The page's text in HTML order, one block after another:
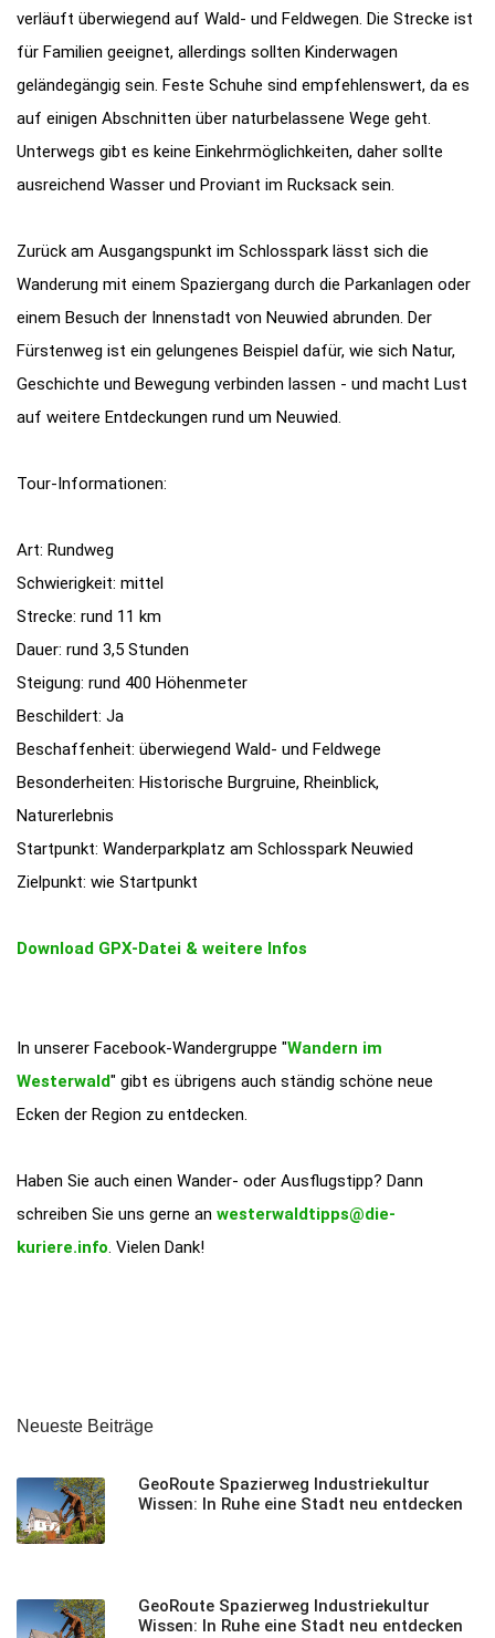
verläuft überwiegend auf Wald- und Feldwegen. Die Strecke ist
für Familien geeignet, allerdings sollten Kinderwagen
geländegängig sein. Feste Schuhe sind empfehlenswert, da es
auf einigen Abschnitten über naturbelassene Wege geht.
Unterwegs gibt es keine Einkehrmöglichkeiten, daher sollte
ausreichend Wasser und Proviant im Rucksack sein.
Zurück am Ausgangspunkt im Schlosspark lässt sich die
Wanderung mit einem Spaziergang durch die Parkanlagen oder
einem Besuch der Innenstadt von Neuwied abrunden. Der
Fürstenweg ist ein gelungenes Beispiel dafür, wie sich Natur,
Geschichte und Bewegung verbinden lassen - und macht Lust
auf weitere Entdeckungen rund um Neuwied.
Tour-Informationen:
Art: Rundweg
Schwierigkeit: mittel
Strecke: rund 11 km
Dauer: rund 3,5 Stunden
Steigung: rund 400 Höhenmeter
Beschildert: Ja
Beschaffenheit: überwiegend Wald- und Feldwege
Besonderheiten: Historische Burgruine, Rheinblick,
Naturerlebnis
Startpunkt: Wanderparkplatz am Schlosspark Neuwied
Zielpunkt: wie Startpunkt
Download GPX-Datei & weitere Infos
In unserer Facebook-Wandergruppe "Wandern im
Westerwald" gibt es übrigens auch ständig schöne neue
Ecken der Region zu entdecken.
Haben Sie auch einen Wander- oder Ausflugstipp? Dann
schreiben Sie uns gerne an westerwaldtipps@die-
kuriere.info. Vielen Dank!
Neueste Beiträge
GeoRoute Spazierweg Industriekultur
Wissen: In Ruhe eine Stadt neu entdecken
GeoRoute Spazierweg Industriekultur
Wissen: In Ruhe eine Stadt neu entdecken